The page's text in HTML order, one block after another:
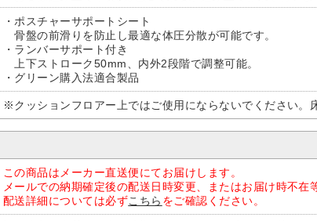
・ポスチャーサポートシート
骨盤の前滑りを防止し最適な体圧分散が可能です。
・ランバーサポート付き
上下ストローク50mm、内外2段階で調整可能。
・グリーン購入法適合製品
※クッションフロアー上ではご使用にならないでください。
この商品はメーカー直送便にてお届けします。
メールでの納期確定後の配送日時変更、またはお届け時不在
配送詳細については必ずこちら をご確認ください。